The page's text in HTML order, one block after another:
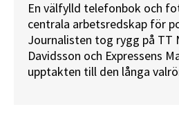
En välfylld telefonbok och
centrala arbetsredskap för
Journalisten tog rygg på TT
Davidsson och Expressens
upptakten till den långa